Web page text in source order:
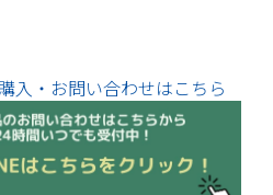
入・お問い合わせはこちら